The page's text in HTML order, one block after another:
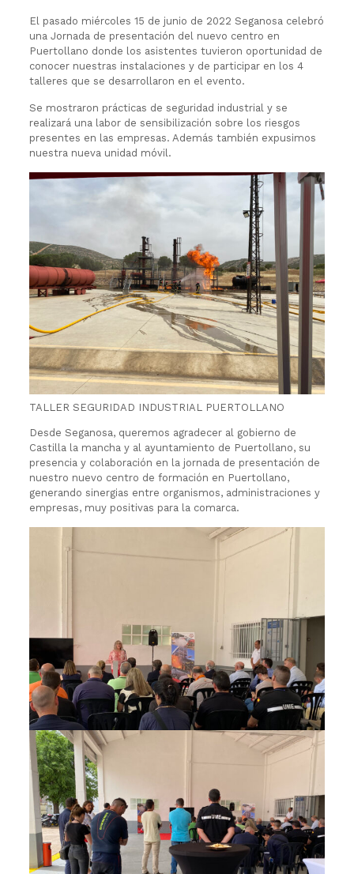
El pasado miércoles 15 de junio de 2022 Seganosa celebró
una Jornada de presentación del nuevo centro en
Puertollano donde los asistentes tuvieron oportunidad de
conocer nuestras instalaciones y de participar en los 4
talleres que se desarrollaron en el evento.
Se mostraron prácticas de seguridad industrial y se
realizará una labor de sensibilización sobre los riesgos
presentes en las empresas. Además también expusimos
nuestra nueva unidad móvil.
TALLER SEGURIDAD INDUSTRIAL PUERTOLLANO
Desde Seganosa, queremos agradecer al gobierno de
Castilla la mancha y al ayuntamiento de Puertollano, su
presencia y colaboración en la jornada de presentación de
nuestro nuevo centro de formación en Puertollano,
generando sinergias entre organismos, administraciones y
empresas, muy positivas para la comarca.